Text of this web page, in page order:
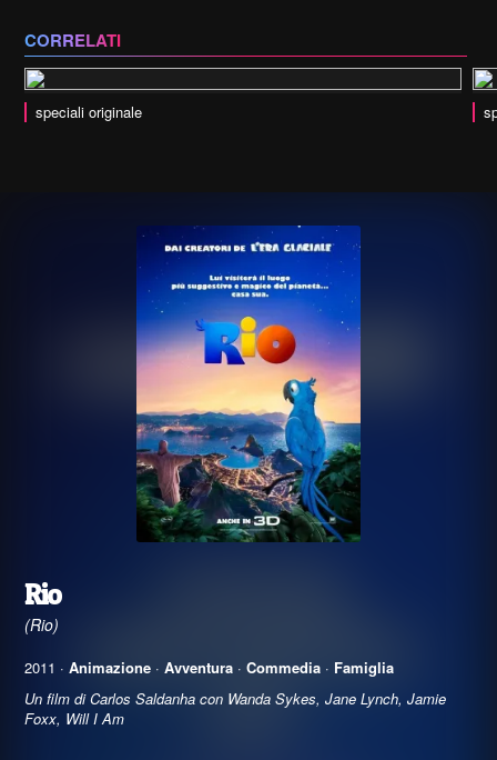
CORRELATI
speciali originale
Rio
(Rio)
2011 · Animazione ·Avventura ·Commedia · Famiglia
Un film di Carlos Saldanha con Wanda Sykes, Jane Lynch, Jamie
Foxx, Will I Am